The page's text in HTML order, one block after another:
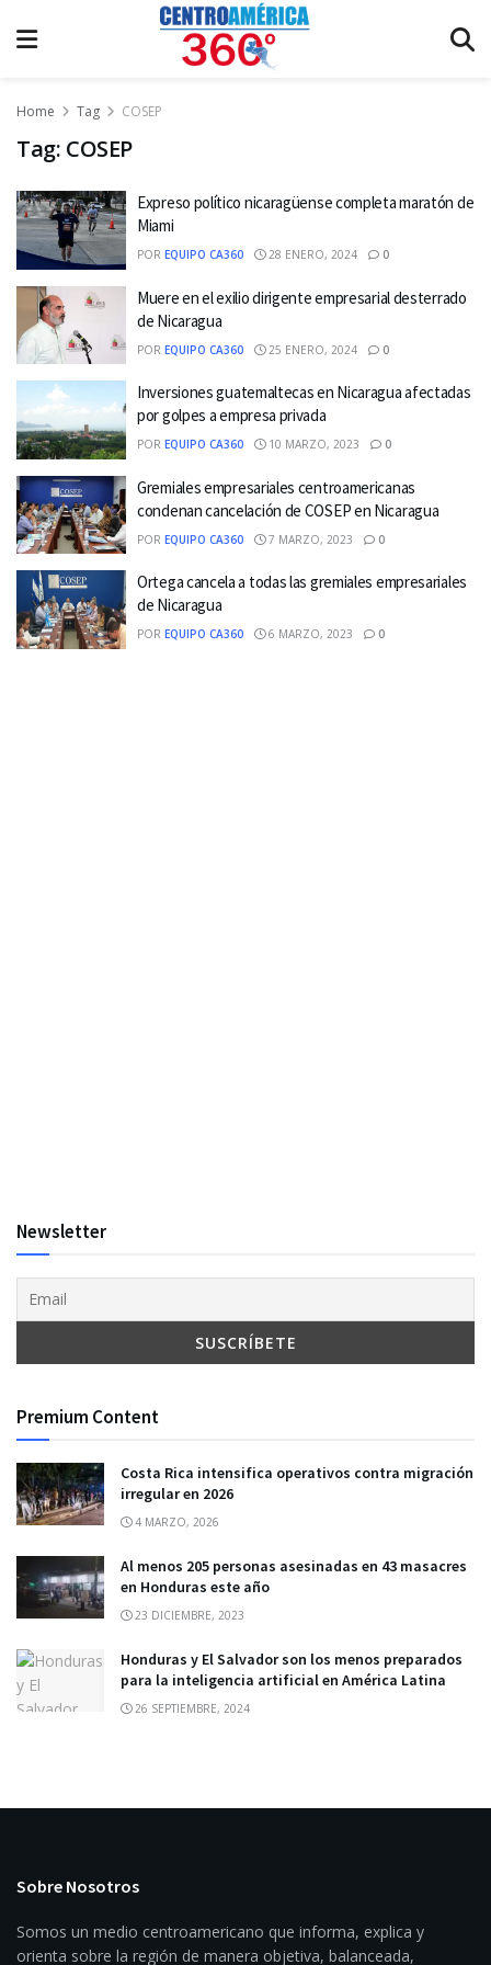
Home Tag COSEP
Tag: COSEP
Expreso político nicaragüense completa maratón de
Miami
POR EQUIPO CA360 28 ENERO, 2024 0
Muere en el exilio dirigente empresarial desterrado
de Nicaragua
POR EQUIPO CA360 25 ENERO, 2024 0
Inversiones guatemaltecas en Nicaragua afectadas
por golpes a empresa privada
POR EQUIPO CA360 10 MARZO, 2023 0
Gremiales empresariales centroamericanas
condenan cancelación de COSEP en Nicaragua
POR EQUIPO CA360 7 MARZO, 2023 0
Ortega cancela a todas las gremiales empresariales
de Nicaragua
POR EQUIPO CA360 6 MARZO, 2023 0
Newsletter
Premium Content
Costa Rica intensifica operativos contra migración
irregular en 2026
4 MARZO, 2026
Al menos 205 personas asesinadas en 43 masacres
en Honduras este año
23 DICIEMBRE, 2023
Honduras y El Salvador son los menos preparados
para la inteligencia artificial en América Latina
26 SEPTIEMBRE, 2024
Sobre Nosotros
Somos un medio centroamericano que informa, explica y
orienta sobre la región de manera objetiva, balanceada,